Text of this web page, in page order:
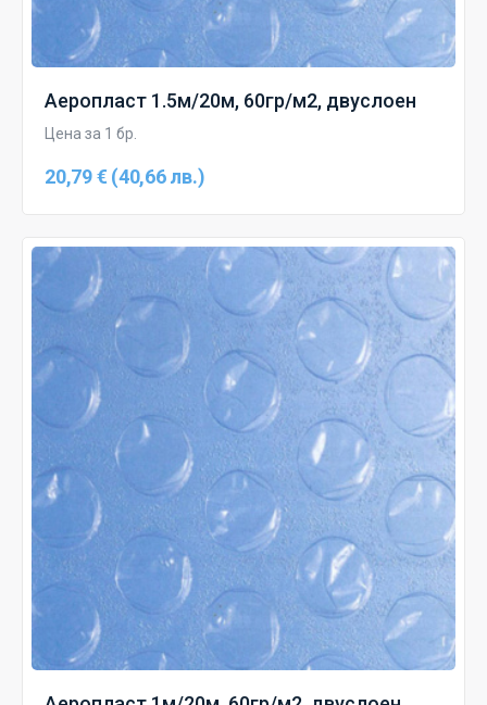
Аеропласт 1.5м/20м, 60гр/м2, двуслоен
Цена за 1 бр.
20,79 € (40,66 лв.)